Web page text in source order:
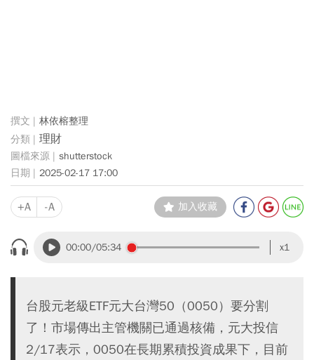
林依榕整理
理財
shutterstock
2025-02-17 17:00
+A -A 加入收藏
00:00/05:34 x1
台股元老級ETF元大台灣50（0050）要分割
了！市場傳出主管機關已通過核備，元大投信
2/17表示，0050在長期累積投資成果下，目前